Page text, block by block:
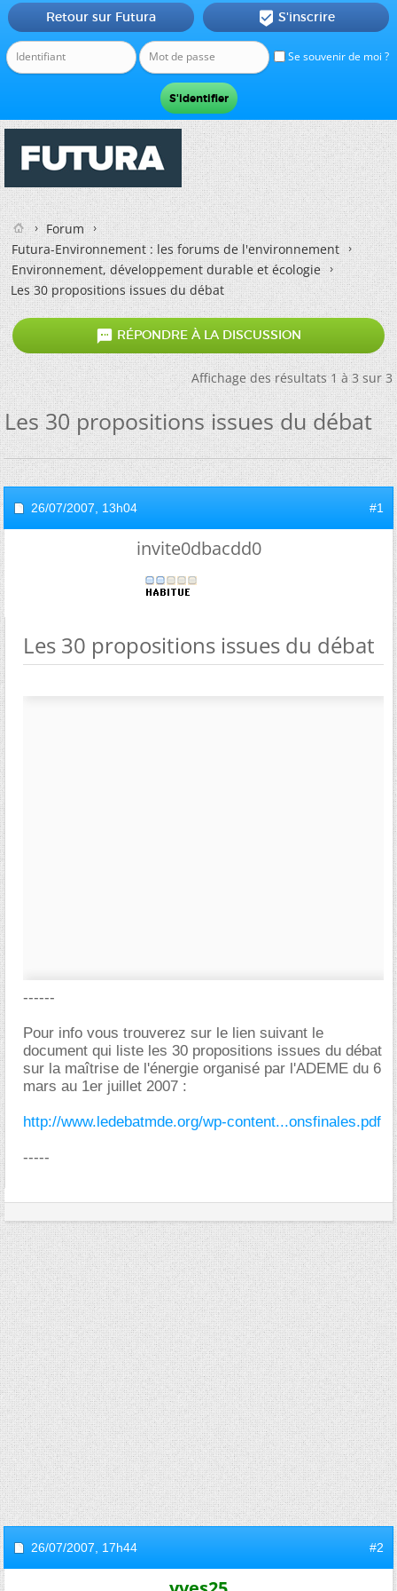
Se souvenir de moi ?
Retour sur Futura  S'inscrire
Forum
Futura-Environnement : les forums de l'environnement
Environnement, développement durable et écologie
Les 30 propositions issues du débat
 RÉPONDRE À LA DISCUSSION
Affichage des résultats 1 à 3 sur 3
Les 30 propositions issues du débat
26/07/2007, 13h04 #1
invite0dbacdd0
Les 30 propositions issues du débat
------
Pour info vous trouverez sur le lien suivant le
document qui liste les 30 propositions issues du débat
sur la maîtrise de l'énergie organisé par l'ADEME du 6
mars au 1er juillet 2007 :
http://www.ledebatmde.org/wp-content...onsfinales.pdf
-----
26/07/2007, 17h44 #2